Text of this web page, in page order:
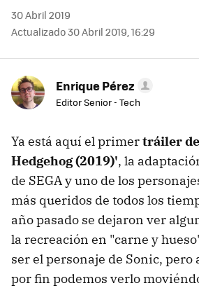
30 Abril 2019
Actualizado 30 Abril 2019, 16:29
Enrique Pérez
Editor Senior - Tech
Ya está aquí el primertráiler
Hedgehog (2019)', la
de SEGA y uno de los
más queridos de todos los
año pasado se dejaron ver
la recreación en "carne y
ser el personaje de Sonic, pero
por fin podemos verlo